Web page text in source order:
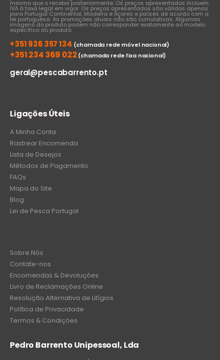
mesmo que o receba posteriormente. Os preços apresentados incluem
IVA à taxa legal em vigor. Os preços apresentados são válidos apenas
para Portugal Continental, Madeira e Açores e países de acordo com a
lei portuguesa. As promoções atuais não são cumulativas. Algumas
imagens do produto podem não corresponder exatamente ao modelo
específico do produto.
+351 936 357 134 (chamada rede móvel nacional)
+351 234 369 022 (chamada rede fixa nacional)
geral@pescabarrento.pt
Ligações Úteis
A Minha Conta
Rastrear Encomenda
Lista de Desejos
Métodos de Pagamento
FAQs
Mapa do Site
Blog
Lei de Pesca Portugal
Sobre Nós
Contate-nos
Encomendas & Devoluções
Livro de Reclamações Online
Resolução Alternativa de Litígios
Política de Privacidade
Termos & Condições
Pedro Barrento Unipessoal, Lda